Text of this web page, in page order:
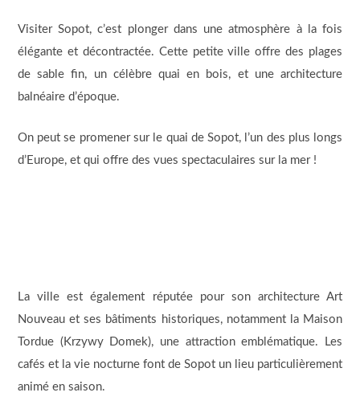
Visiter Sopot, c’est plonger dans une atmosphère à la fois
élégante et décontractée. Cette petite ville offre des plages
de sable fin, un célèbre quai en bois, et une architecture
balnéaire d’époque.
On peut se promener sur le quai de Sopot, l’un des plus longs
d’Europe, et qui offre des vues spectaculaires sur la mer !
La ville est également réputée pour son architecture Art
Nouveau et ses bâtiments historiques, notamment la Maison
Tordue (Krzywy Domek), une attraction emblématique. Les
cafés et la vie nocturne font de Sopot un lieu particulièrement
animé en saison.